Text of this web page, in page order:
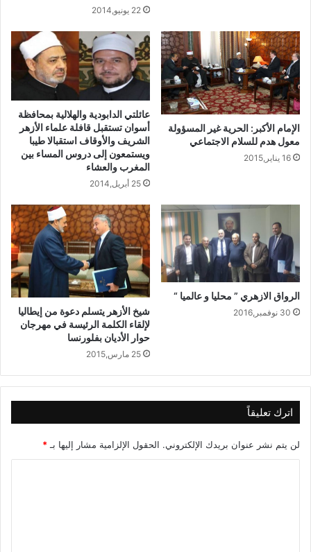
22 يونيو,2014
الإمام الأكبر: الحرية غير المسؤولة
معول هدم للسلام الاجتماعي
16 يناير,2015
عائلتي الدابودية والهلالية بمحافظة
أسوان تستقبل قافلة علماء الأزهر
الشريف والأوقاف استقبالا طيبا
ويستمعون إلى دروس المساء بين
المغرب والعشاء
25 أبريل,2014
الرواق الازهري ” محليا و عالميا “
30 نوفمبر,2016
شيخ الأزهر يتسلم دعوة من إيطاليا
لإلقاء الكلمة الرئيسة في مهرجان
حوار الأديان بفلورنسا
25 مارس,2015
اترك تعليقاً
لن يتم نشر عنوان بريدك الإلكتروني. الحقول الإلزامية مشار إليها بـ *